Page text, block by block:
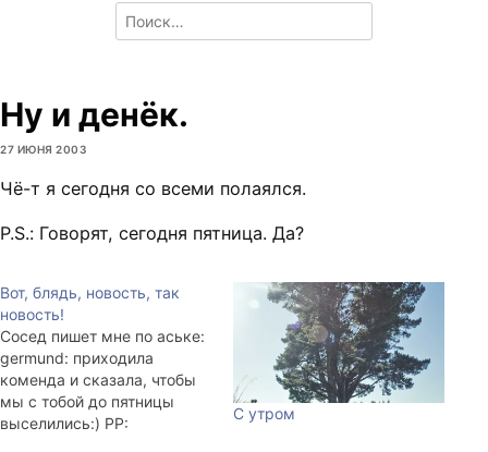
Search
for:
Ну и денёк.
27 ИЮНЯ 2003
Чё-т я сегодня со всеми полаялся.
P.S.: Говорят, сегодня пятница. Да?
Вот, блядь, новость, так
новость!
Сосед пишет мне по аське:
germund: приходила
коменда и сказала, чтобы
мы с тобой до пятницы
выселились:) PP:
С утром